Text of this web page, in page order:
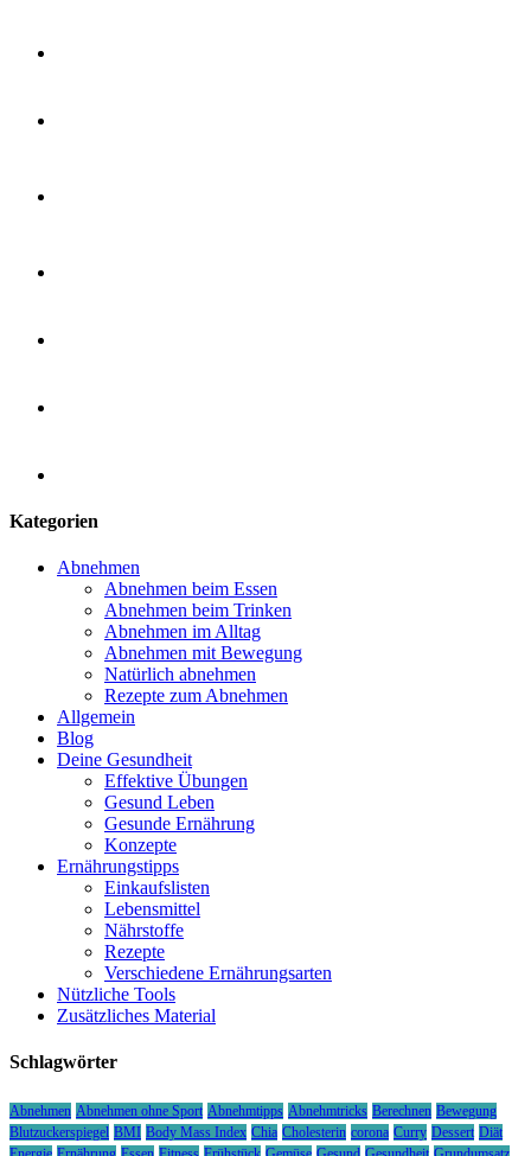
Kategorien
Abnehmen
Abnehmen beim Essen
Abnehmen beim Trinken
Abnehmen im Alltag
Abnehmen mit Bewegung
Natürlich abnehmen
Rezepte zum Abnehmen
Allgemein
Blog
Deine Gesundheit
Effektive Übungen
Gesund Leben
Gesunde Ernährung
Konzepte
Ernährungstipps
Einkaufslisten
Lebensmittel
Nährstoffe
Rezepte
Verschiedene Ernährungsarten
Nützliche Tools
Zusätzliches Material
Schlagwörter
Abnehmen Abnehmen ohne Sport Abnehmtipps Abnehmtricks Berechnen Bewegung
Blutzuckerspiegel BMI Body Mass Index Chia Cholesterin corona Curry Dessert Diät